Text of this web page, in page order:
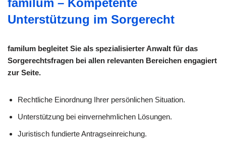
familum – Kompetente
Unterstützung im Sorgerecht
familum begleitet Sie als spezialisierter Anwalt für das
Sorgerechtsfragen bei allen relevanten Bereichen engagiert
zur Seite.
Rechtliche Einordnung Ihrer persönlichen Situation.
Unterstützung bei einvernehmlichen Lösungen.
Juristisch fundierte Antragseinreichung.